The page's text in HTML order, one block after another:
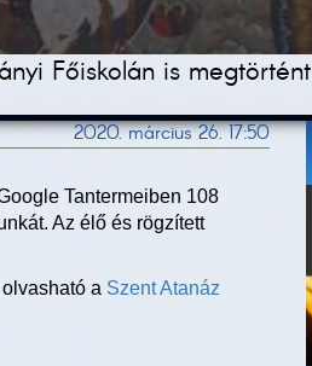
Főiskolán is
2020. március 26. 17:50
Tantermeiben 108
Az élő és rögzített
a Szent Atanáz